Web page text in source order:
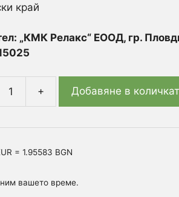
край
„КМК Релакс“ ЕООД, гр.
Добавяне в
= 1.95583 BGN
вашето време.